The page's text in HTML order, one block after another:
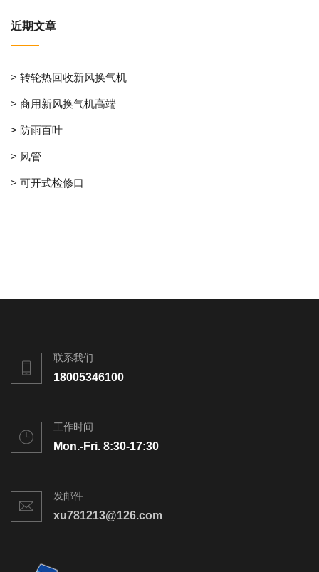
近期文章
> 转轮热回收新风换气机
> 商用新风换气机高端
> 防雨百叶
> 风管
> 可开式检修口
联系我们
18005346100
工作时间
Mon.-Fri. 8:30-17:30
发邮件
xu781213@126.com